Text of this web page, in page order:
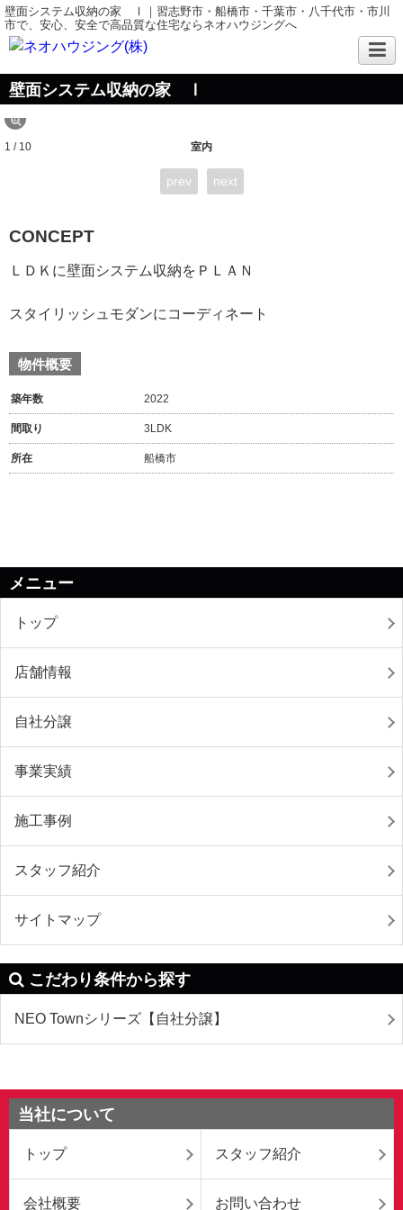
壁面システム収納の家 Ⅰ｜習志野市・船橋市・千葉市・八千代市・市川
市で、安心、安全で高品質な住宅ならネオハウジングへ
壁面システム収納の家 Ⅰ
室内
1 / 10
prev next
CONCEPT
ＬＤＫに壁面システム収納をＰＬＡＮ
スタイリッシュモダンにコーディネート
物件概要
築年数 2022
間取り 3LDK
所在 船橋市
メニュー
トップ
店舗情報
自社分譲
事業実績
施工事例
スタッフ紹介
サイトマップ
こだわり条件から探す
NEO Townシリーズ【自社分譲】
当社について
トップ スタッフ紹介
会社概要 お問い合わせ